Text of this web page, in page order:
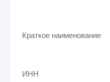
Краткое наименование
ИНН